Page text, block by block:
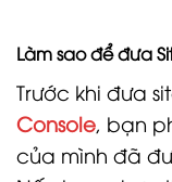
Làm sao để đưa
Trước khi đưa
Console, bạn
của mình đã